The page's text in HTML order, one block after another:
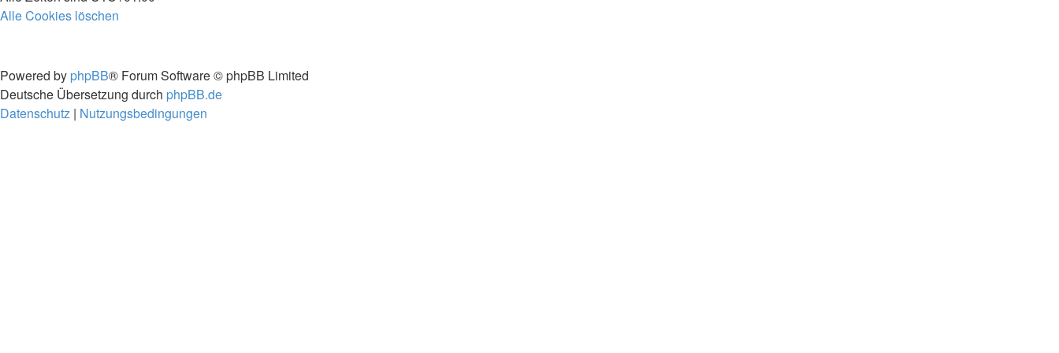
Alle Cookies löschen
Powered by phpBB® Forum Software © phpBB Limited
Deutsche Übersetzung durch phpBB.de
Datenschutz | Nutzungsbedingungen